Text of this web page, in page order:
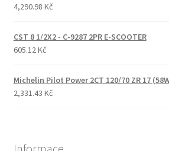
4,290.98 Kč
CST 8 1/2X2 - C-9287 2PR E-SCOOTER
605.12 Kč
Michelin Pilot Power 2CT 120/70 ZR 17
2,331.43 Kč